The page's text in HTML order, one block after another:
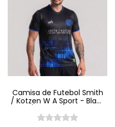
Camisa de Futebol Smith
/ Kotzen W A Sport - Black